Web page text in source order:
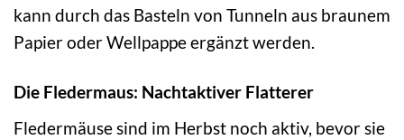
kann durch das Basteln von Tunneln aus braunem
Papier oder Wellpappe ergänzt werden.
Die Fledermaus: Nachtaktiver Flatterer
Fledermäuse sind im Herbst noch aktiv, bevor sie